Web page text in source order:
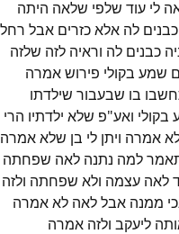
לי עוד שלפי שלאה היתה
לה אלא כזרים אבל רחל
כבנים לה וראיה לזה שלזה
שמע בקולי פירוש אמרה
בו שבעבור שילדתו
ואע"פ שלא ילדתיו הרי
לא אמרה ויתן לי בן שלא אמרה
תאמר למה נתנה לאה שפחתה
לאה עצמה ולא שפחתה ולזה
ממנה אבל לאה לא אמרה
ליעקב ולזה אמרה